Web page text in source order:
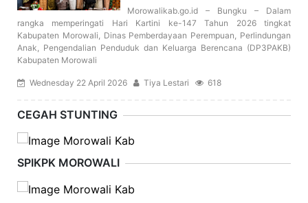
Morowalikab.go.id – Bungku – Dalam
rangka memperingati Hari Kartini ke-147 Tahun 2026 tingkat
Kabupaten Morowali, Dinas Pemberdayaan Perempuan, Perlindungan
Anak, Pengendalian Penduduk dan Keluarga Berencana (DP3PAKB)
Kabupaten Morowali
Wednesday 22 April 2026 Tiya Lestari 618
CEGAH STUNTING
SPIKPK MOROWALI